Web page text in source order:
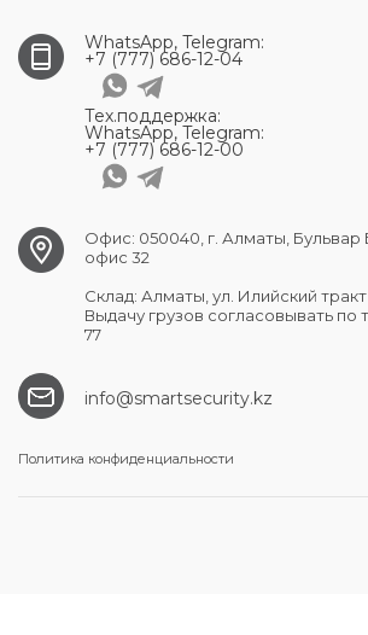
WhatsApp, Telegram:
+7 (777) 686-12-04
Тех.поддержка:
WhatsApp, Telegram:
+7 (777) 686-12-00
Офис: 050040, г. Алматы, Бульвар
офис 32
Склад: Алматы, ул. Илийский тракт
Выдачу грузов согласовывать по
77
info@smartsecurity.kz
Политика конфиденциальности